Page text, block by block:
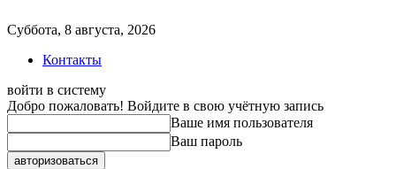
Суббота, 8 августа, 2026
Контакты
войти в систему
Добро пожаловать! Войдите в свою учётную запись
Ваше имя пользователя
Ваш пароль